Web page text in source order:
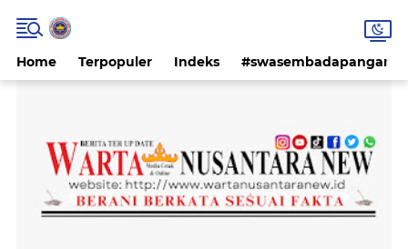
Home Terpopuler Indeks #swasembadapangan